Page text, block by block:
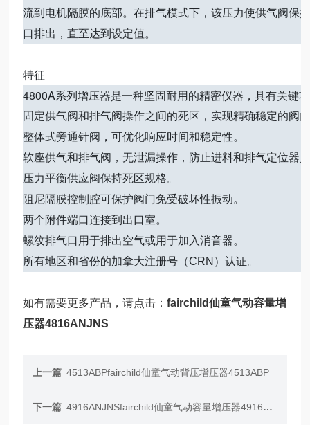
流到电机隔膜的底部。在排气模式下，该压力使供气阀保
口排出，直至达到设定值。
特征
4800A系列增压器是一种坚固耐用的精密仪器，具有关键
固定供气阀和排气阀操作之间的死区，实现精确稳定的阀
整体式旁通针阀，可优化响应时间和稳定性。
软座供气和排气阀，无泄漏操作，防止进料和排气定位器
压力平衡供应阀保持死区规格。
阻尼隔膜控制腔可保护阀门免受破坏性振动。
两个附件端口连接到出口室。
螺纹排气口用于排出空气或用于加入消音器。
所有地区和省份的加拿大注册号（CRN）认证。
如有需要更多产品，请点击：fairchild仙童气动容量增
压器4816ANJNS
上一篇 4513ABPfairchild仙童气动背压增压器4513ABP
下一篇 4916ANJNSfairchild仙童气动容量增压器4916ANJNS